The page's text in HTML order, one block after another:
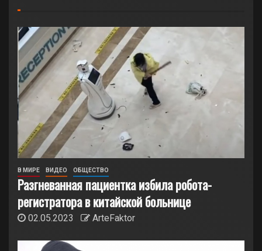
В МИРЕ ВИДЕО ОБЩЕСТВО
Разгневанная пациентка избила робота-
регистратора в китайской больнице
02.05.2023 ArteFaktor